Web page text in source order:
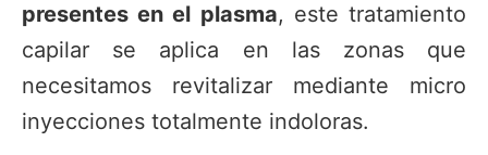
presentes en el plasma, este tratamiento
capilar se aplica en las zonas que
necesitamos revitalizar mediante micro
inyecciones totalmente indoloras.